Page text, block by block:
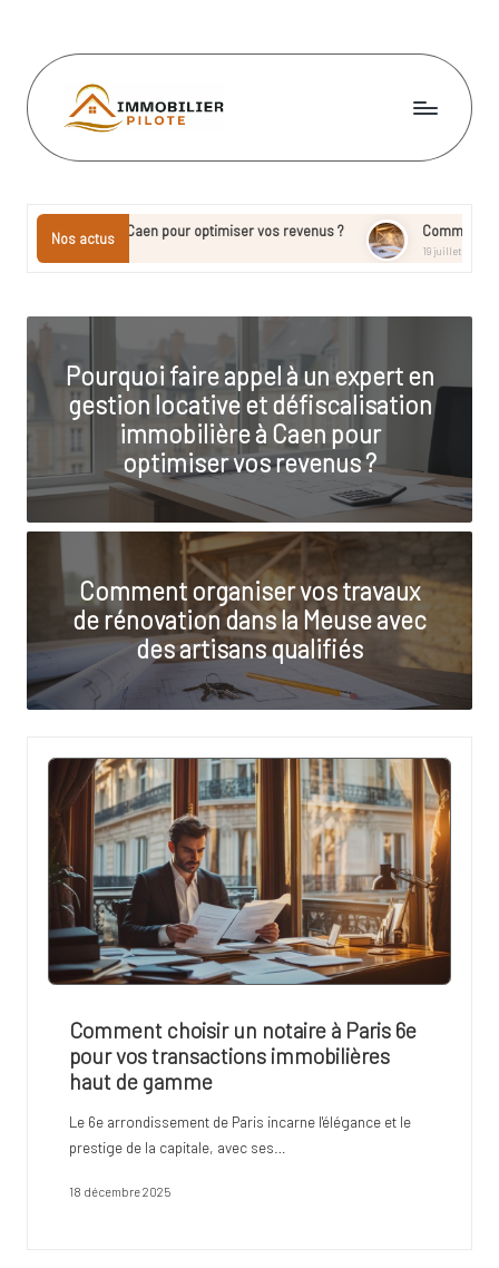
content
I
m
o
bi
li
e
r
pi
lo
te
Nos actus
à Caen pour optimiser vos revenus ? Comment organiser vos
19 juillet 2026
Pourquoi faire appel à un expert en
gestion locative et défiscalisation
immobilière à Caen pour
optimiser vos revenus ?
Comment organiser vos travaux
de rénovation dans la Meuse avec
des artisans qualifiés
Comment choisir un notaire à Paris 6e
pour vos transactions immobilières
haut de gamme
Le 6e arrondissement de Paris incarne l'élégance et le
prestige de la capitale, avec ses…
18 décembre 2025